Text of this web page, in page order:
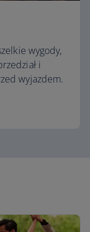
wygody,
i
wyjazdem.